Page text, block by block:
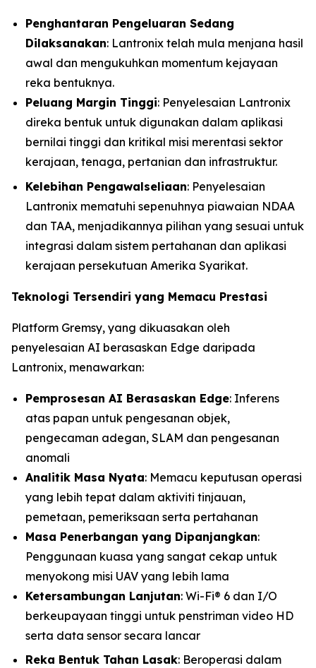
Penghantaran Pengeluaran Sedang
Dilaksanakan: Lantronix telah mula menjana hasil
awal dan mengukuhkan momentum kejayaan
reka bentuknya.
Peluang Margin Tinggi: Penyelesaian Lantronix
direka bentuk untuk digunakan dalam aplikasi
bernilai tinggi dan kritikal misi merentasi sektor
kerajaan, tenaga, pertanian dan infrastruktur.
Kelebihan Pengawalseliaan: Penyelesaian
Lantronix mematuhi sepenuhnya piawaian NDAA
dan TAA, menjadikannya pilihan yang sesuai untuk
integrasi dalam sistem pertahanan dan aplikasi
kerajaan persekutuan Amerika Syarikat.
Teknologi Tersendiri yang Memacu Prestasi
Platform Gremsy, yang dikuasakan oleh
penyelesaian AI berasaskan Edge daripada
Lantronix, menawarkan:
Pemprosesan AI Berasaskan Edge: Inferens
atas papan untuk pengesanan objek,
pengecaman adegan, SLAM dan pengesanan
anomali
Analitik Masa Nyata: Memacu keputusan operasi
yang lebih tepat dalam aktiviti tinjauan,
pemetaan, pemeriksaan serta pertahanan
Masa Penerbangan yang Dipanjangkan:
Penggunaan kuasa yang sangat cekap untuk
menyokong misi UAV yang lebih lama
Ketersambungan Lanjutan: Wi-Fi® 6 dan I/O
berkeupayaan tinggi untuk penstriman video HD
serta data sensor secara lancar
Reka Bentuk Tahan Lasak: Beroperasi dalam